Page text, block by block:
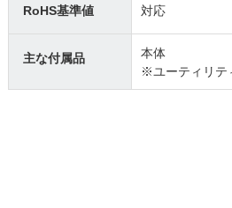
RoHS基準値 対応
主な付属品
本体
※ユーティリテ